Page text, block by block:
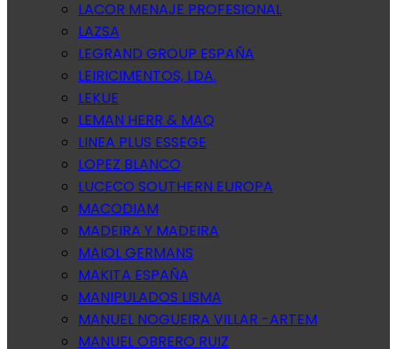
LACOR MENAJE PROFESIONAL
LAZSA
LEGRAND GROUP ESPAÑA
LEIRICIMENTOS, LDA.
LEKUE
LEMAN HERR & MAQ
LINEA PLUS ESSEGE
LOPEZ BLANCO
LUCECO SOUTHERN EUROPA
MACODIAM
MADEIRA Y MADEIRA
MAIOL GERMANS
MAKITA ESPAÑA
MANIPULADOS LISMA
MANUEL NOGUEIRA VILLAR -ARTEM
MANUEL OBRERO RUIZ